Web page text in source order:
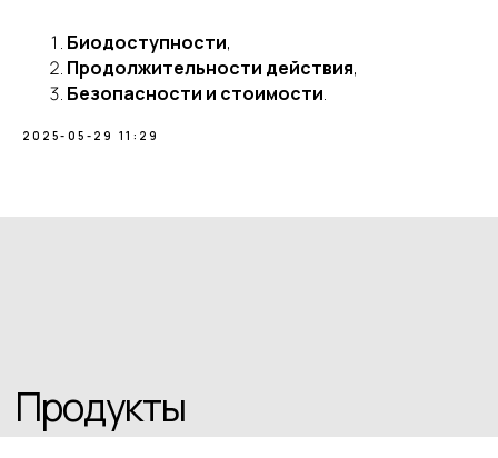
Биодоступности,
Продолжительности действия,
Безопасности и стоимости.
2025-05-29 11:29